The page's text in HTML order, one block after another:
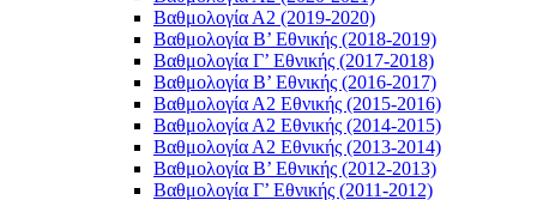
Βαθμολογία Α2 (2019-2020)
Βαθμολογία B’ Εθνικής (2018-2019)
Βαθμολογία Γ’ Εθνικής (2017-2018)
Βαθμολογία Β’ Εθνικής (2016-2017)
Βαθμολογία Α2 Εθνικής (2015-2016)
Βαθμολογία Α2 Εθνικής (2014-2015)
Βαθμολογία Α2 Εθνικής (2013-2014)
Βαθμολογία Β’ Εθνικής (2012-2013)
Βαθμολογία Γ’ Εθνικής (2011-2012)